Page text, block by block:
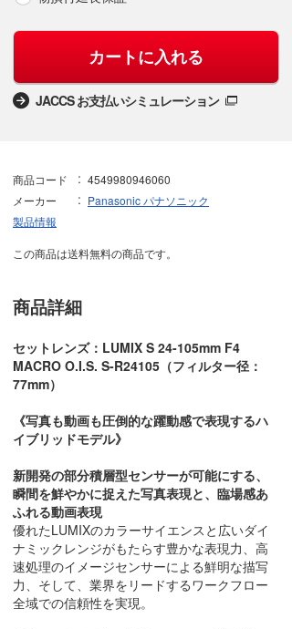
カートに入れる
JACCS お支払いシミュレーション
商品コード
4549980946060
メーカー
Panasonic パナソニック
製品情報
この商品は送料無料の商品です。
商品詳細
セットレンズ：LUMIX S 24-105mm F4
MACRO O.I.S. S-R24105（フィルター径：
77mm）
《写真も動画も圧倒的な躍動感で表現するハ
イブリッドモデル》
新開発の部分積層型センサーが可能にする、
瞬間を鮮やかに捉えた写真表現と、臨場感あ
ふれる動画表現
優れたLUMIXのカラーサイエンスと広いダイ
ナミックレンジがもたらす豊かな表現力、高
速処理のイメージセンサーによる鮮明な描写
力、そして、業界をリードするワークフロー
全域での信頼性を実現。